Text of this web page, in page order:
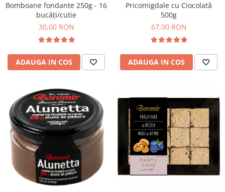
Bomboane fondante 250g - 16
bucăți/cutie
30,00 RON
ADAUGA IN COS
Pricomigdale cu Ciocolată
500g
67,00 RON
ADAUGA IN COS